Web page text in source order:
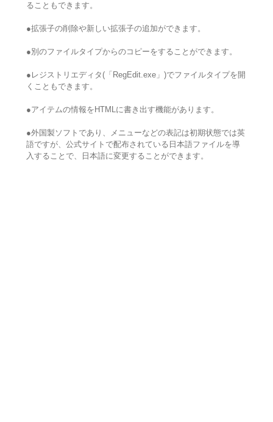
ることもできます。
●拡張子の削除や新しい拡張子の追加ができます。
●別のファイルタイプからのコピーをすることができます。
●レジストリエディタ(「RegEdit.exe」)でファイルタイプを開
くこともできます。
●アイテムの情報をHTMLに書き出す機能があります。
●外国製ソフトであり、メニューなどの表記は初期状態では英
語ですが、公式サイトで配布されている日本語ファイルを導
入することで、日本語に変更することができます。